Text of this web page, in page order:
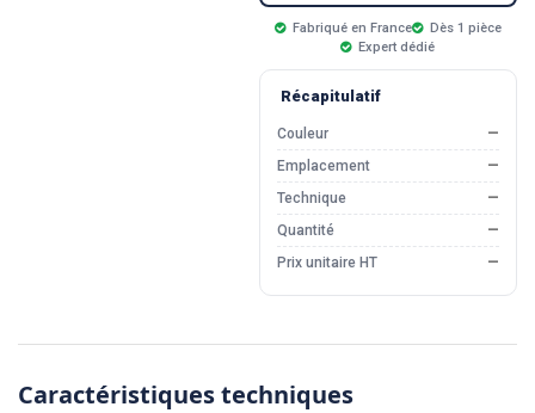
Fabriqué en France
Dès 1 pièce
Expert dédié
Récapitulatif
Couleur
—
Emplacement
—
Technique
—
Quantité
—
Prix unitaire HT
—
Caractéristiques techniques